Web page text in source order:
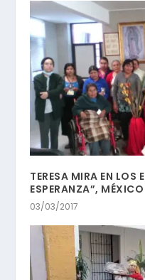
TERESA MIRA EN LOS
ESPERANZA”, MÉXICO
03/03/2017